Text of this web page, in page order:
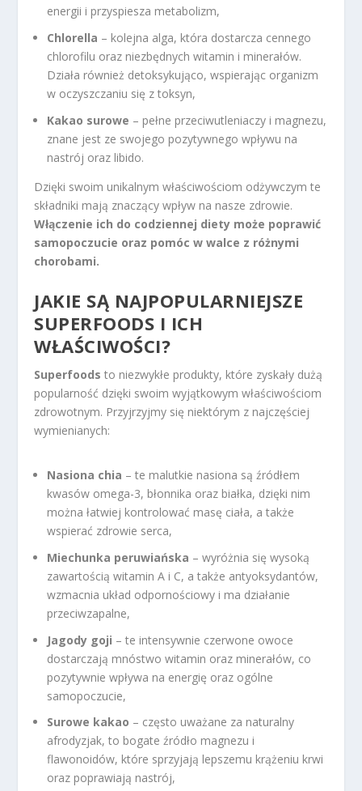
energii i przyspiesza metabolizm,
Chlorella – kolejna alga, która dostarcza cennego
chlorofilu oraz niezbędnych witamin i minerałów.
Działa również detoksykująco, wspierając organizm
w oczyszczaniu się z toksyn,
Kakao surowe – pełne przeciwutleniaczy i magnezu,
znane jest ze swojego pozytywnego wpływu na
nastrój oraz libido.
Dzięki swoim unikalnym właściwościom odżywczym te
składniki mają znaczący wpływ na nasze zdrowie.
Włączenie ich do codziennej diety może poprawić
samopoczucie oraz pomóc w walce z różnymi
chorobami.
JAKIE SĄ NAJPOPULARNIEJSZE
SUPERFOODS I ICH
WŁAŚCIWOŚCI?
Superfoods to niezwykłe produkty, które zyskały dużą
popularność dzięki swoim wyjątkowym właściwościom
zdrowotnym. Przyjrzyjmy się niektórym z najczęściej
wymienianych:
Nasiona chia – te malutkie nasiona są źródłem
kwasów omega-3, błonnika oraz białka, dzięki nim
można łatwiej kontrolować masę ciała, a także
wspierać zdrowie serca,
Miechunka peruwiańska – wyróżnia się wysoką
zawartością witamin A i C, a także antyoksydantów,
wzmacnia układ odpornościowy i ma działanie
przeciwzapalne,
Jagody goji – te intensywnie czerwone owoce
dostarczają mnóstwo witamin oraz minerałów, co
pozytywnie wpływa na energię oraz ogólne
samopoczucie,
Surowe kakao – często uważane za naturalny
afrodyzjak, to bogate źródło magnezu i
flawonoidów, które sprzyjają lepszemu krążeniu krwi
oraz poprawiają nastrój,